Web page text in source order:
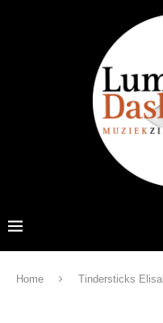
Home Tindersticks